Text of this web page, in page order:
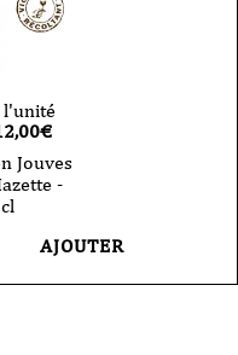
l'unité
€
Jouves
-
AJOUTER